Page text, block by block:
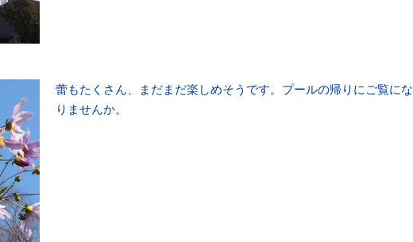
蕾もたくさん、まだまだ楽しめそうです。プールの帰りにご覧にな
りませんか。